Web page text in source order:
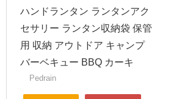
ハンドランタン ランタンアク
セサリー ランタン収納袋 保管
用 収納 アウトドア キャンプ
バーベキュー BBQ カーキ
Pedrain